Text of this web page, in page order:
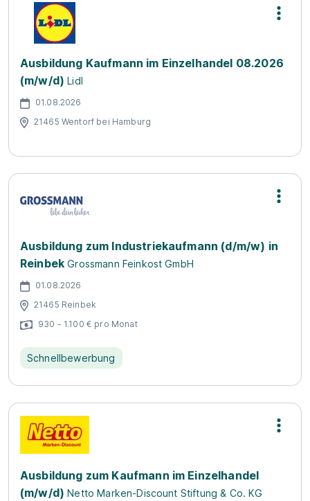
Ausbildung Kaufmann im Einzelhandel 08.2026
(m/w/d) Lidl
01.08.2026
21465 Wentorf bei Hamburg
Ausbildung zum Industriekaufmann (d/m/w) in
Reinbek Grossmann Feinkost GmbH
01.08.2026
21465 Reinbek
930 - 1.100 € pro Monat
Schnellbewerbung
Ausbildung zum Kaufmann im Einzelhandel
(m/w/d) Netto Marken-Discount Stiftung & Co. KG